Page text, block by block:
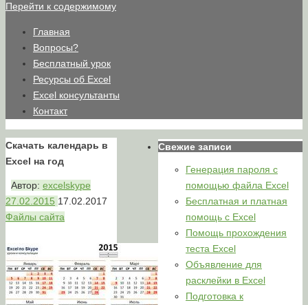
Перейти к содержимому
Главная
Вопросы?
Бесплатный урок
Ресурсы об Excel
Excel консультанты
Контакт
Скачать календарь в
Excel на год
Автор: excelskype
27.02.2015 17.02.2017
Файлы сайта
Свежие записи
Генерация пароля с
помощью файла Excel
Бесплатная и платная
помощь с Excel
Помощь прохождения
теста Excel
Объявление для
расклейки в Excel
Подготовка к